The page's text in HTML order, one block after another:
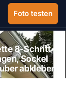
Foto testen
8-Schritt-
Sockel
abkleben